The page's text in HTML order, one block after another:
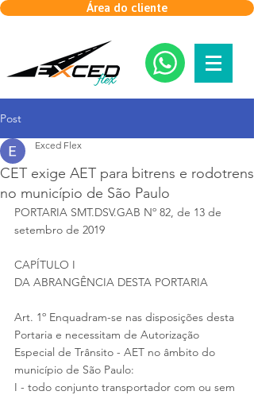
Área do cliente
Post
CET exige AET para bitrens e rodotrens
no município de São Paulo
Exced Flex
PORTARIA SMT.DSV.GAB Nº 82, de 13 de
setembro de 2019
CAPÍTULO I
DA ABRANGÊNCIA DESTA PORTARIA
Art. 1º Enquadram-se nas disposições desta
Portaria e necessitam de Autorização
Especial de Trânsito - AET no âmbito do
município de São Paulo:
I - todo conjunto transportador com ou sem